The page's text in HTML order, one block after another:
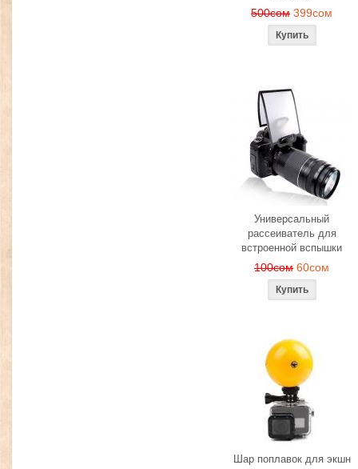
500сом 399сом
Универсальный
рассеиватель для
встроенной вспышки
100сом 60сом
Шар поплавок для экшн